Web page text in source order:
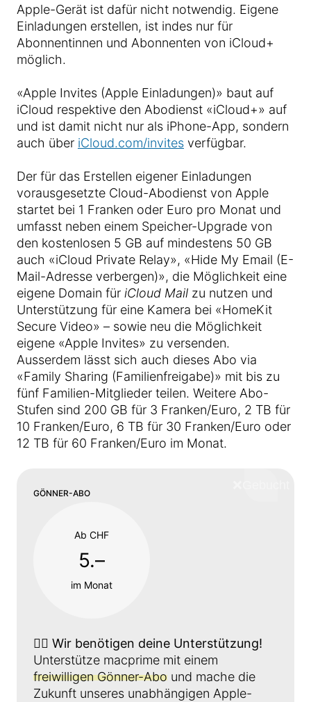
Apple-Gerät ist dafür nicht notwendig. Eigene
Einladungen erstellen, ist indes nur für
Abonnentinnen und Abonnenten von iCloud+
möglich.
«Apple Invites (Apple Einladungen)» baut auf
iCloud respektive den Abodienst «iCloud+» auf
und ist damit nicht nur als iPhone-App, sondern
auch über iCloud.com/invites verfügbar.
Der für das Erstellen eigener Einladungen
vorausgesetzte Cloud-Abodienst von Apple
startet bei 1 Franken oder Euro pro Monat und
umfasst neben einem Speicher-Upgrade von
den kostenlosen 5 GB auf mindestens 50 GB
auch «iCloud Private Relay», «Hide My Email (E-
Mail-Adresse verbergen)», die Möglichkeit eine
eigene Domain für iCloud Mail zu nutzen und
Unterstützung für eine Kamera bei «HomeKit
Secure Video» – sowie neu die Möglichkeit
eigene «Apple Invites» zu versenden.
Ausserdem lässt sich auch dieses Abo via
«Family Sharing (Familienfreigabe)» mit bis zu
fünf Familien-Mitglieder teilen. Weitere Abo-
Stufen sind 200 GB für 3 Franken/Euro, 2 TB für
10 Franken/Euro, 6 TB für 30 Franken/Euro oder
12 TB für 60 Franken/Euro im Monat.
GÖNNER-ABO
Ab CHF
5.–
im Monat
👉🏼 Wir benötigen deine Unterstützung!
Unterstütze macprime mit einem
freiwilligen Gönner-Abo und mache die
Zukunft unseres unabhängigen Apple-